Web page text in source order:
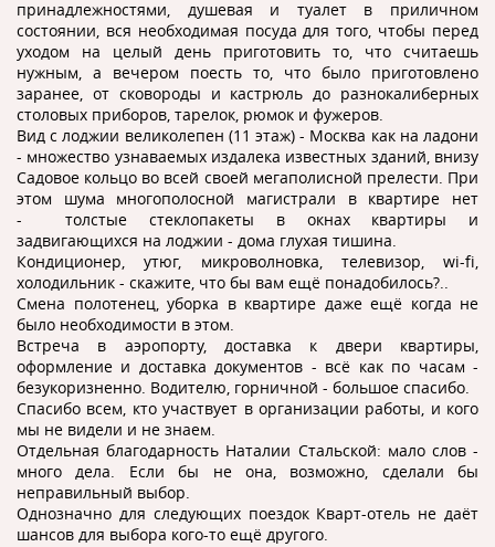
принадлежностями, душевая и туалет в приличном
состоянии, вся необходимая посуда для того, чтобы перед
уходом на целый день приготовить то, что считаешь
нужным, а вечером поесть то, что было приготовлено
заранее, от сковороды и кастрюль до разнокалиберных
столовых приборов, тарелок, рюмок и фужеров.
Вид с лоджии великолепен (11 этаж) - Москва как на ладони
- множество узнаваемых издалека известных зданий, внизу
Садовое кольцо во всей своей мегаполисной прелести. При
этом шума многополосной магистрали в квартире нет
- толстые стеклопакеты в окнах квартиры и
задвигающихся на лоджии - дома глухая тишина.
Кондиционер, утюг, микроволновка, телевизор, wi-fi,
холодильник - скажите, что бы вам ещё понадобилось?..
Смена полотенец, уборка в квартире даже ещё когда не
было необходимости в этом.
Встреча в аэропорту, доставка к двери квартиры,
оформление и доставка документов - всё как по часам -
безукоризненно. Водителю, горничной - большое спасибо.
Спасибо всем, кто участвует в организации работы, и кого
мы не видели и не знаем.
Отдельная благодарность Наталии Стальской: мало слов -
много дела. Если бы не она, возможно, сделали бы
неправильный выбор.
Однозначно для следующих поездок Кварт-отель не даёт
шансов для выбора кого-то ещё другого.